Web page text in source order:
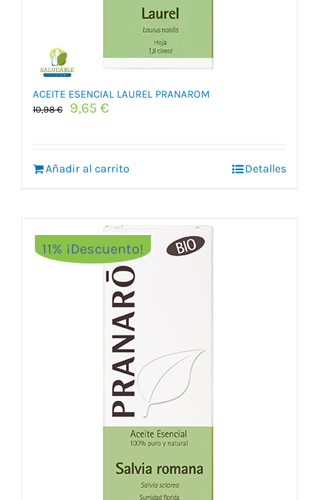
ACEITE ESENCIAL LAUREL PRANAROM
10,98€
El
10,98 €.
9,65 €El
9,65 €.
Añadir al carrito Detalles
11% ¡Descuento!